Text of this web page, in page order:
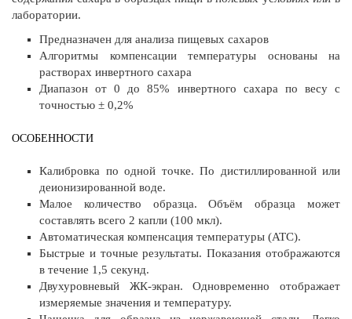
лаборатории.
Предназначен для анализа пищевых сахаров
Алгоритмы компенсации температуры основаны на
растворах инвертного сахара
Диапазон от 0 до 85% инвертного сахара по весу с
точностью ± 0,2%
ОСОБЕННОСТИ
Калибровка по одной точке. По дистиллированной или
деионизированной воде.
Малое количество образца. Объём образца может
составлять всего 2 капли (100 мкл).
Автоматическая компенсация температуры (ATC).
Быстрые и точные результаты. Показания отображаются
в течение 1,5 секунд.
Двухуровневый ЖК-экран. Одновременно отображает
измеряемые значения и температуру.